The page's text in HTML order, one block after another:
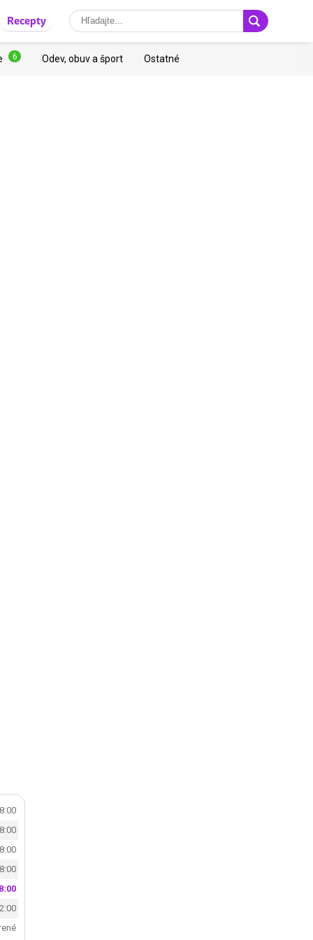
Recepty
6 Odev, obuv a šport Ostatné